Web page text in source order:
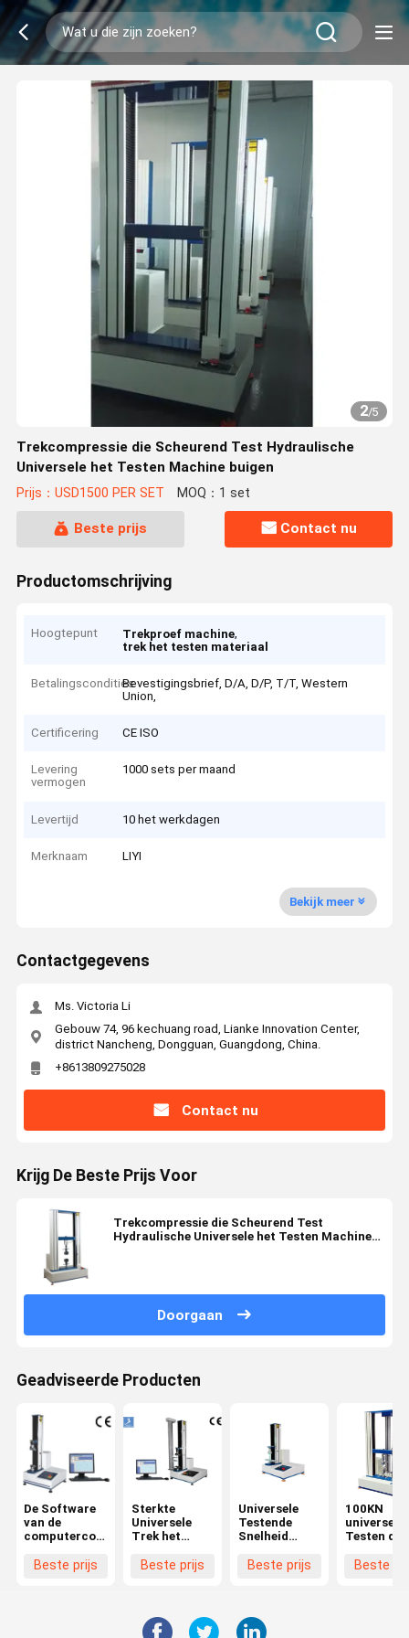
2/5
Trekcompressie die Scheurend Test Hydraulische
Universele het Testen Machine buigen
Prijs：USD1500 PER SET MOQ：1 set
Beste prijs Contact nu
Productomschrijving
Hoogtepunt Trekproef machine,
trek het testen materiaal
BetalingsconditiesBevestigingsbrief, D/A, D/P, T/T, Western
Union,
Certificering CE ISO
Levering
vermogen
1000 sets per maand
Levertijd 10 het werkdagen
Merknaam LIYI
Bekijk meer
Contactgegevens
Ms. Victoria Li
Gebouw 74, 96 kechuang road, Lianke Innovation Center,
district Nancheng, Dongguan, Guangdong, China.
+8613809275028
Contact nu
Krijg De Beste Prijs Voor
Trekcompressie die Scheurend Test
Hydraulische Universele het Testen Machine
Doorgaan
Geadviseerde Producten
De Software
van de
computercontrole
Testen
Beste prijs
Sterkte
Universele
Trek het
Machine
Beste prijs
Universele
Testende
Snelheid
van de
Beste prijs
100KN
universele
Testen de
van de
Beste